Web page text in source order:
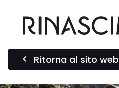
Ritorna al sito web